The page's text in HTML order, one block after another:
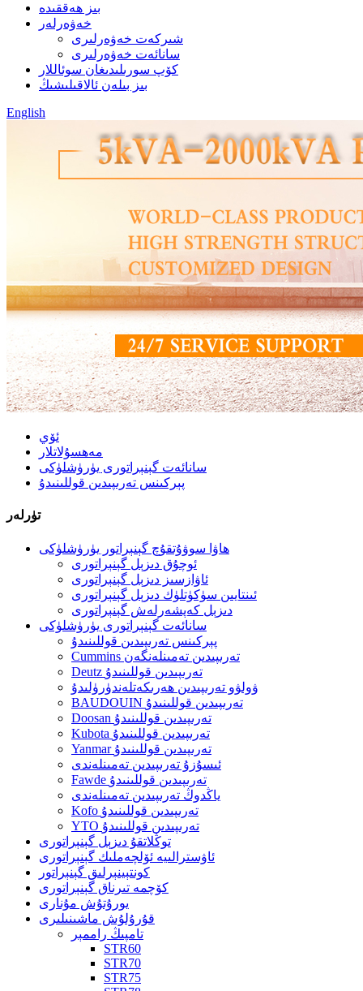
بىز ھەققىدە
خەۋەرلەر
شىركەت خەۋەرلىرى
سانائەت خەۋەرلىرى
كۆپ سورىلىدىغان سوئاللار
بىز بىلەن ئالاقىلىشىڭ
English
ئۆي
مەھسۇلاتلار
سانائەت گېنېراتورى يۈرۈشلۈكى
پېركىنس تەرىپىدىن قوللىنىدۇ
تۈرلەر
ھاۋا سوۋۇتقۇچ گېنېراتور يۈرۈشلۈكى
ئوچۇق دىزېل گېنېراتورى
ئاۋازسىز دىزېل گېنېراتورى
ئىنتايىن سۈكۈتلۈك دىزېل گېنېراتورى
دىزېل كەپشەرلەش گېنېراتورى
سانائەت گېنېراتورى يۈرۈشلۈكى
پېركىنس تەرىپىدىن قوللىنىدۇ
Cummins تەرىپىدىن تەمىنلەنگەن
Deutz تەرىپىدىن قوللىنىدۇ
ۋولۋو تەرىپىدىن ھەرىكەتلەندۈرۈلىدۇ
BAUDOUIN تەرىپىدىن قوللىنىدۇ
Doosan تەرىپىدىن قوللىنىدۇ
Kubota تەرىپىدىن قوللىنىدۇ
Yanmar تەرىپىدىن قوللىنىدۇ
ئىسۇزۇ تەرىپىدىن تەمىنلەندى
Fawde تەرىپىدىن قوللىنىدۇ
ياڭدوڭ تەرىپىدىن تەمىنلەندى
Kofo تەرىپىدىن قوللىنىدۇ
YTO تەرىپىدىن قوللىنىدۇ
توڭلاتقۇ دىزېل گېنېراتورى
ئاۋسترالىيە ئۆلچەملىك گېنېراتورى
كونتېينېرلىق گېنېراتور
كۆچمە تىرناق گېنېراتورى
يورۇتۇش مۇنارى
قۇرۇلۇش ماشىنىلىرى
تامپىڭ راممېر
STR60
STR70
STR75